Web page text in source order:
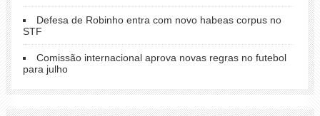
Defesa de Robinho entra com novo habeas corpus no
STF
Comissão internacional aprova novas regras no futebol
para julho